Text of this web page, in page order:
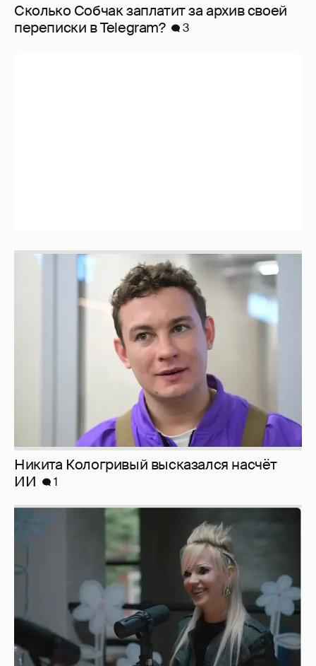
Сколько Собчак заплатит за архив своей
перeписки в Telegram?
3
Никита Кологривый высказался насчёт
Певица Глюкоза рассказала о съёмках для
эротического журнала
3